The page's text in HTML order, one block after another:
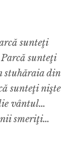
sunteţi
sunteţi
stuhăraia din
sunteţi nişte
vântul…
smeriţi…